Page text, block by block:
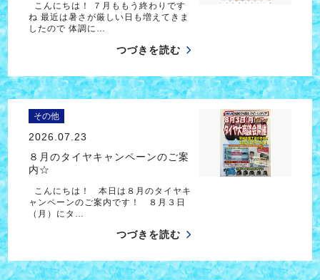
こんにちは！ ７月ももう終わりです
ね 最近は暑さが厳しい日も増えてきま
したので 体調に…
つづきを読む
その他
2026.07.23
８月のタイヤキャンペーンのご案
内☆
こんにちは！ 本日は８月のタイヤキ
ャンペーンのご案内です！ ８月３日
（月）にタ…
つづきを読む